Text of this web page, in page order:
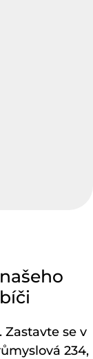
Zastavte se v
234,